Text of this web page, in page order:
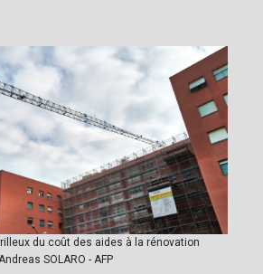
du coût des aides à la rénovation
SOLARO - AFP